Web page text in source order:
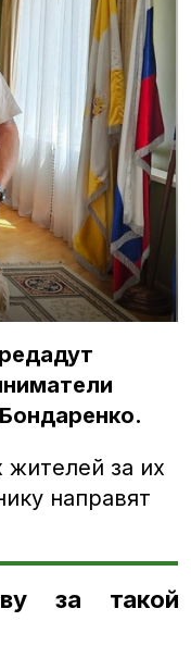
за их
направят
за такой